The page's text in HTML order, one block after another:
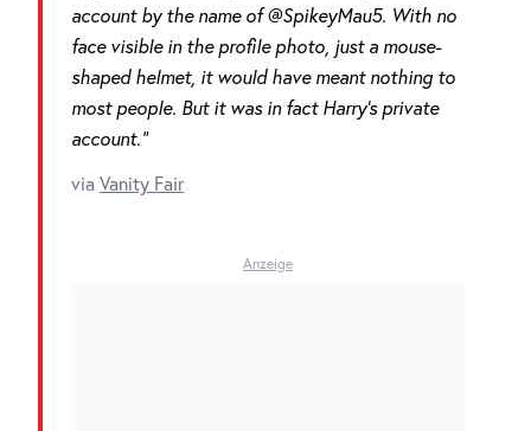
account by the name of @SpikeyMau5. With no
face visible in the profile photo, just a mouse-
shaped helmet, it would have meant nothing to
most people. But it was in fact Harry’s private
account.”
via Vanity Fair
Anzeige